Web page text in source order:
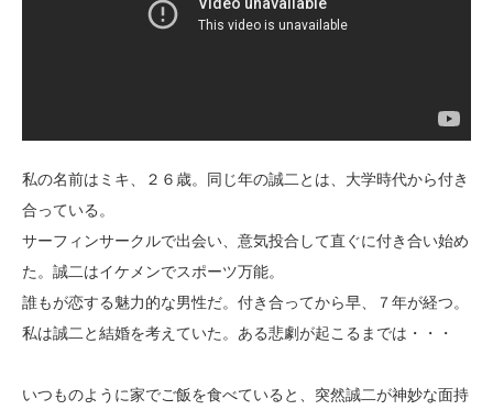
私の名前はミキ、２６歳。同じ年の誠二とは、大学時代から付き
合っている。
サーフィンサークルで出会い、意気投合して直ぐに付き合い始め
た。誠二はイケメンでスポーツ万能。
誰もが恋する魅力的な男性だ。付き合ってから早、７年が経つ。
私は誠二と結婚を考えていた。ある悲劇が起こるまでは・・・
いつものように家でご飯を食べていると、突然誠二が神妙な面持